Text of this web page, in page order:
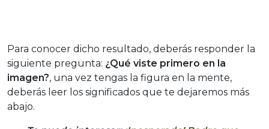
Para conocer dicho resultado, deberás responder la
siguiente pregunta: ¿Qué viste primero en la
imagen?, una vez tengas la figura en la mente,
deberás leer los significados que te dejaremos más
abajo.